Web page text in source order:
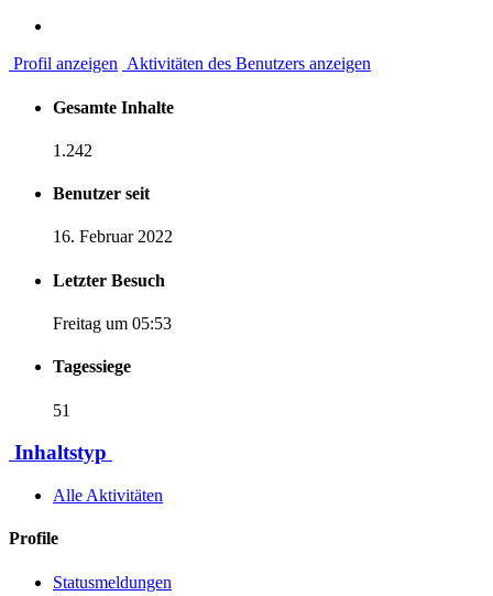
Profil anzeigen Aktivitäten des Benutzers anzeigen
Gesamte Inhalte
1.242
Benutzer seit
16. Februar 2022
Letzter Besuch
Freitag um 05:53
Tagessiege
51
Inhaltstyp
Alle Aktivitäten
Profile
Statusmeldungen